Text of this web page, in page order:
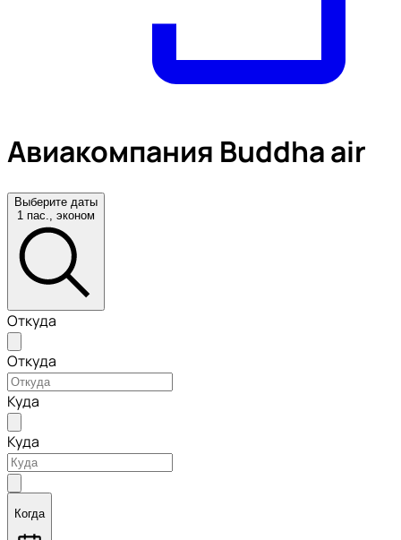
Авиакомпания Buddha air
Выберите даты
1 пас., эконом
Откуда
Откуда
Куда
Куда
Когда